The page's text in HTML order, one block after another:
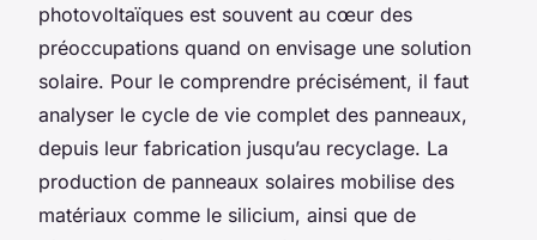
photovoltaïques est souvent au cœur des
préoccupations quand on envisage une solution
solaire. Pour le comprendre précisément, il faut
analyser le cycle de vie complet des panneaux,
depuis leur fabrication jusqu’au recyclage. La
production de panneaux solaires mobilise des
matériaux comme le silicium, ainsi que de